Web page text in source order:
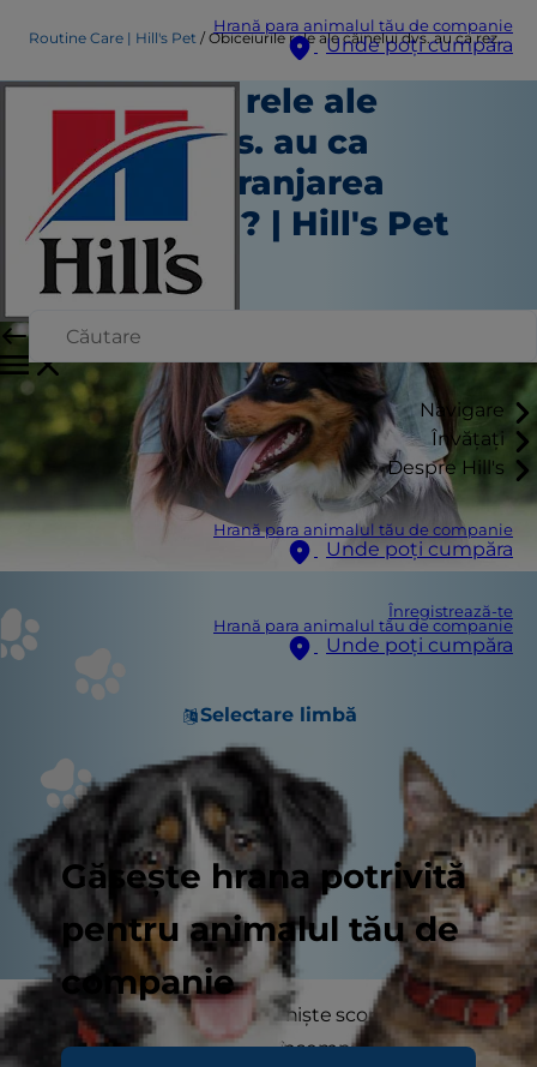
Hrană para animalul tău de companie
Unde poți cumpăra
Navigare
Învățați
Despre Hill's
Hrană para animalul tău de companie
Unde poți cumpăra
Înregistrează-te
Hrană para animalul tău de companie
Unde poți cumpăra
Selectare limbă
Găsește hrana potrivită
pentru animalul tău de
companie
Routine Care | Hill's Pet Obiceiurile rele ale câinelui dvs. au ca rezultat deranjarea stomacului? | Hill's Pet
Obiceiurile rele ale
câinelui dvs. au ca
rezultat deranjarea
stomacului? | Hill's Pet
Îngrijire de rutină
Staff Author
Câinii sunt în mod natural niște scormonitori
curioși. Acest lucru poate însemna că adulmecă